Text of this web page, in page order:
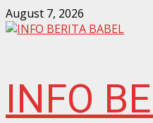
Skip
to
August 7, 2026
INFO